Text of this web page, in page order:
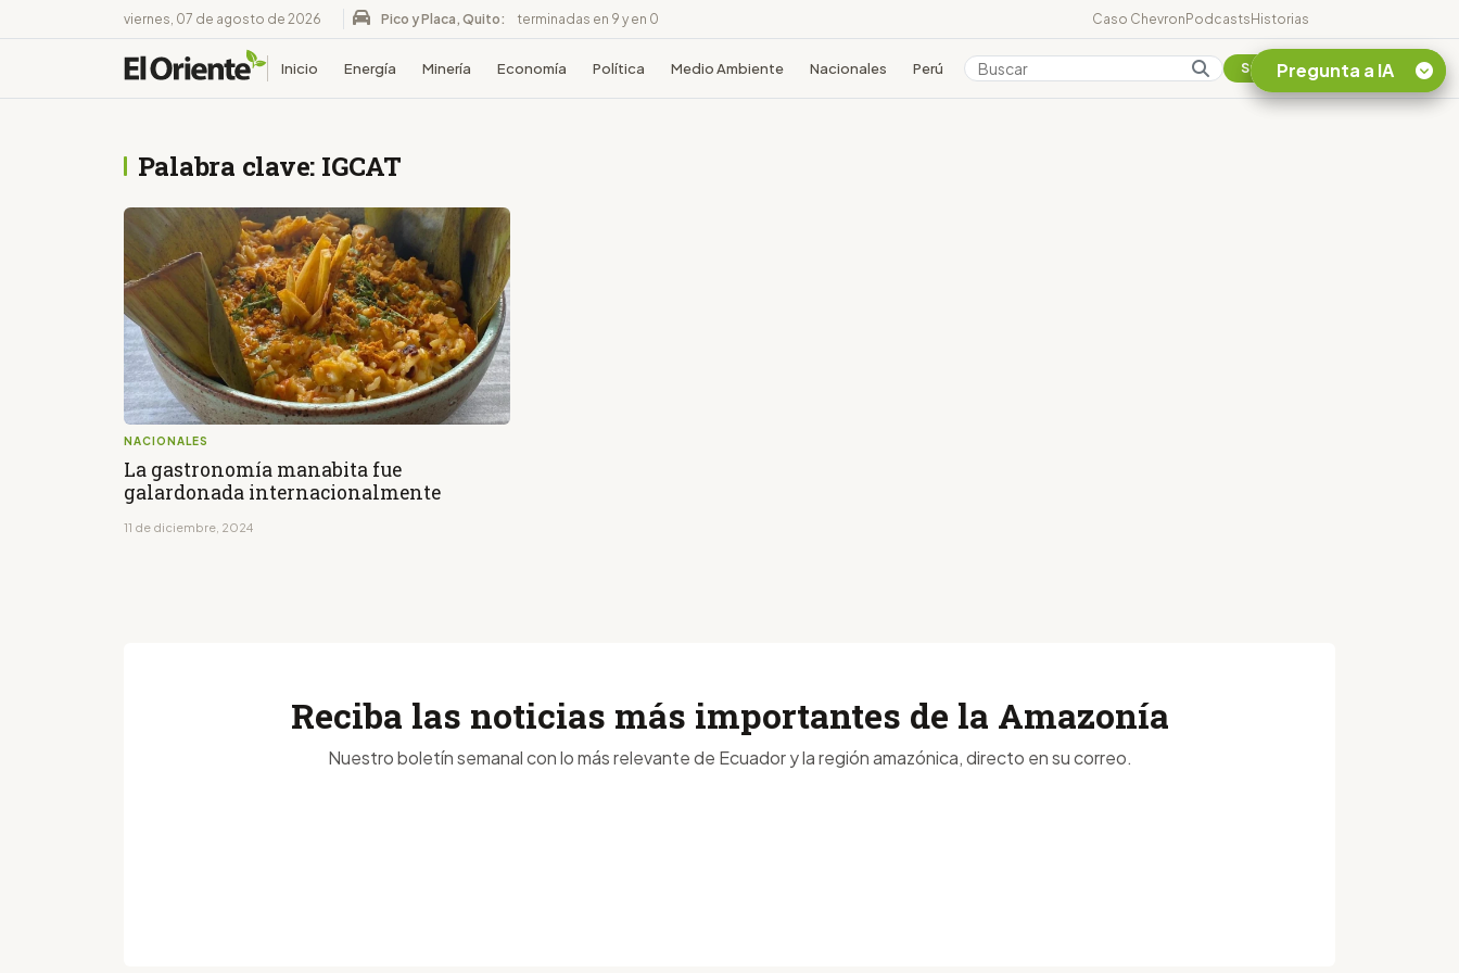
viernes, 07 de agosto de 2026 Pico y Placa, Quito: terminadas en 9 y en 0 Caso ChevronPodcastsHistorias
Inicio Energía Minería Economía Política Medio Ambiente Nacionales Perú Colombia Suscribirse
Palabra clave: IGCAT
NACIONALES
La gastronomía manabita fue
galardonada internacionalmente
11 de diciembre, 2024
Pregunta a IA
Reciba las noticias más importantes de la Amazonía
Nuestro boletín semanal con lo más relevante de Ecuador y la región amazónica, directo en su correo.